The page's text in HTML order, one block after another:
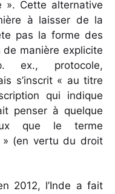
». Cette alternative
à laisser de la
pas la forme des
manière explicite
ex., protocole,
s’inscrit « au titre
qui indique
penser à quelque
que le terme
» (en vertu du droit
2012, l’Inde a fait